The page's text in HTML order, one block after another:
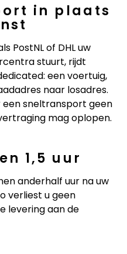
in plaats
PostNL of DHL uw
stuurt, rijdt
een voertuig,
naar losadres.
een sneltransport geen
mag oplopen.
1,5 uur
anderhalf uur na uw
verliest u geen
levering aan de